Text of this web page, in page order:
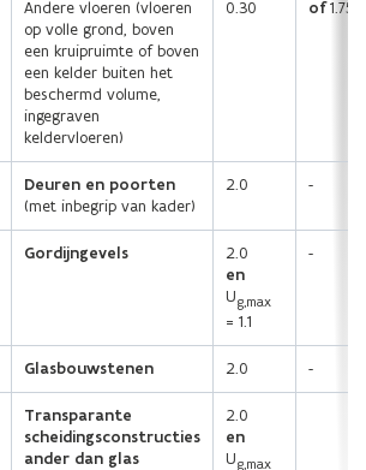
Andere vloeren (vloeren
op volle grond, boven
een kruipruimte of boven
een kelder buiten het
beschermd volume,
ingegraven
keldervloeren)
0.30 of1.75
Deuren en poorten
(met inbegrip van kader)
2.0 -
Gordijngevels
2.0
en
Ug,max
= 1.1
-
Glasbouwstenen 2.0 -
Transparante
scheidingsconstructies
ander dan glas
2.0
en
Ug,max